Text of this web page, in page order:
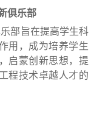
俱乐部
部旨在提高学生科
用，成为培养学生
启蒙创新思想，提
程技术卓越人才的